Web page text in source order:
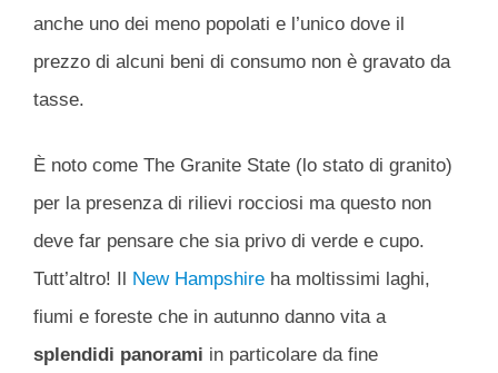
anche uno dei meno popolati e l’unico dove il
prezzo di alcuni beni di consumo non è gravato da
tasse.
È noto come The Granite State (lo stato di granito)
per la presenza di rilievi rocciosi ma questo non
deve far pensare che sia privo di verde e cupo.
Tutt’altro! Il New Hampshire ha moltissimi laghi,
fiumi e foreste che in autunno danno vita a
splendidi panorami in particolare da fine